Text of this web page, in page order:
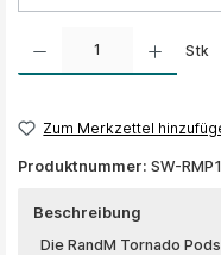
Produkt Anzahl: Gib den
Stk
Zum Merkzettel
Produktnummer: SW-
Beschreibung
Die RandM Tornado